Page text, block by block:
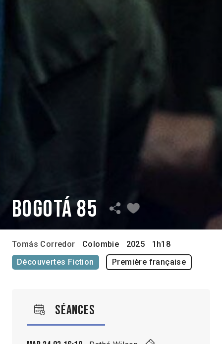
Bogotá 85
Tomás Corredor Colombie 2025
1h18
Découvertes Fiction
Première française
Séances